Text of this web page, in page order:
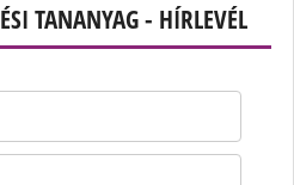
TANANYAG - HÍRLEVÉL